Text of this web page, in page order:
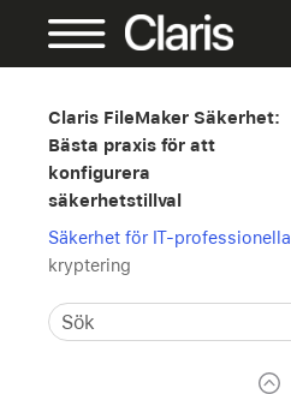
Claris FileMaker Säkerhet:
Bästa praxis för att
konfigurera
säkerhetstillval
Säkerhet för IT-professionella
kryptering